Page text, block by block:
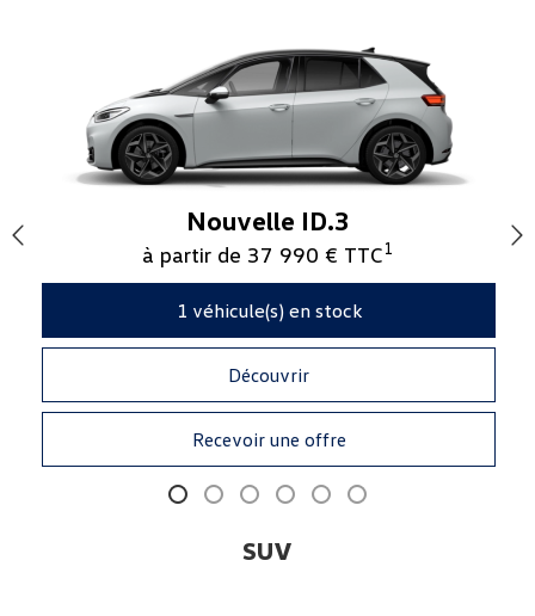
Nouvelle ID.3
à partir de 37 990 € TTC1
1 véhicule(s) en stock
Découvrir
Recevoir une offre
SUV